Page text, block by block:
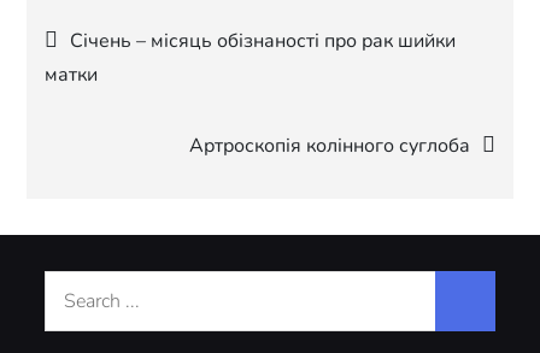
Навігація
записів
Січень – місяць обізнаності про рак шийки
матки
Артроскопія колінного суглоба
Search